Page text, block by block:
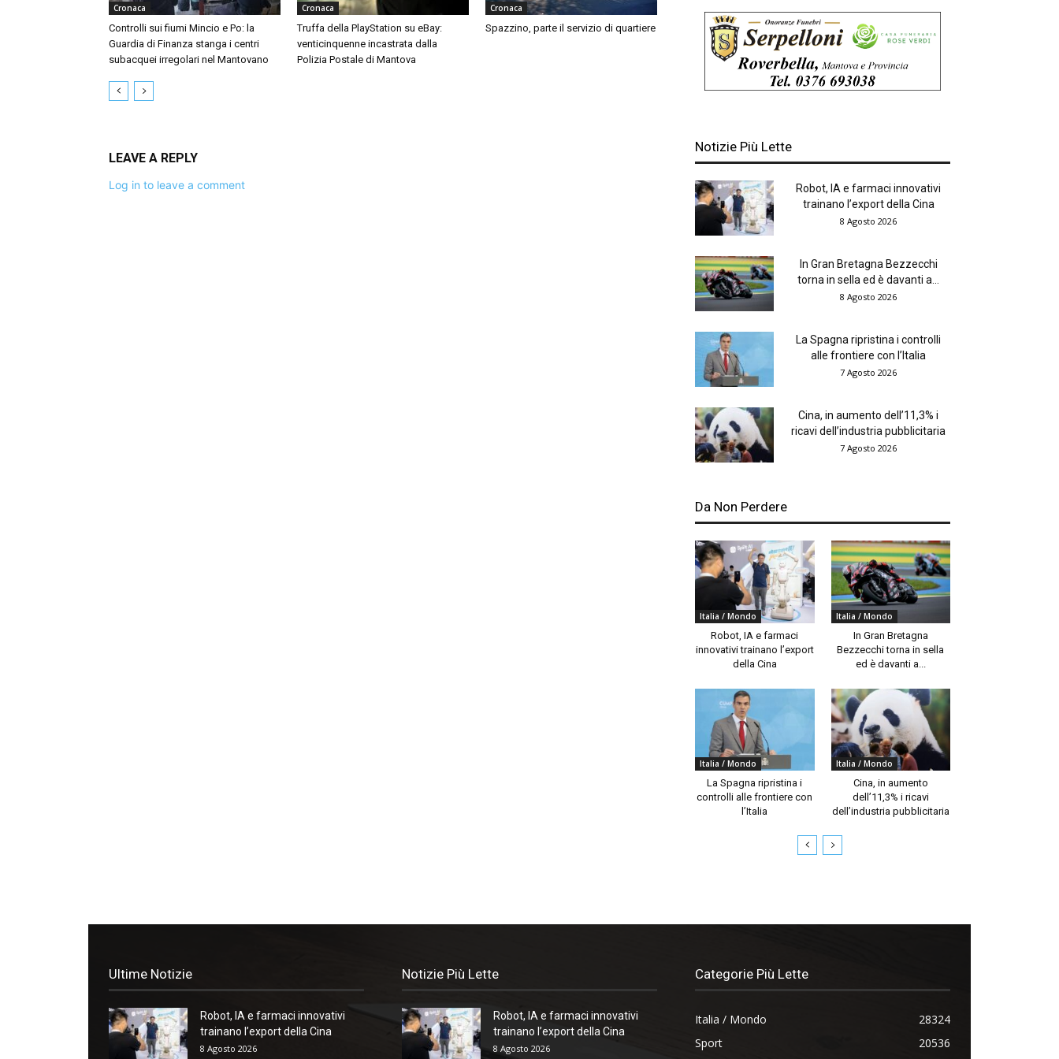
Cronaca
Controlli sui fiumi Mincio e Po: la
Guardia di Finanza stanga i centri
subacquei irregolari nel Mantovano
Cronaca
Truffa della PlayStation su eBay:
venticinquenne incastrata dalla
Polizia Postale di Mantova
Cronaca
Spazzino, parte il servizio di quartiere
LEAVE A REPLY
Log in to leave a comment
Notizie Più Lette
Robot, IA e farmaci innovativi
trainano l’export della Cina
8 Agosto 2026
In Gran Bretagna Bezzecchi
torna in sella ed è davanti a...
8 Agosto 2026
La Spagna ripristina i controlli
alle frontiere con l’Italia
7 Agosto 2026
Cina, in aumento dell’11,3% i
ricavi dell’industria pubblicitaria
7 Agosto 2026
Da Non Perdere
Italia / Mondo
Robot, IA e farmaci
innovativi trainano l’export
della Cina
Italia / Mondo
In Gran Bretagna
Bezzecchi torna in sella
ed è davanti a...
Italia / Mondo
La Spagna ripristina i
controlli alle frontiere con
l’Italia
Italia / Mondo
Cina, in aumento
dell’11,3% i ricavi
dell’industria pubblicitaria
Ultime Notizie
Robot, IA e farmaci innovativi
trainano l’export della Cina
8 Agosto 2026
Notizie Più Lette
Robot, IA e farmaci innovativi
trainano l’export della Cina
8 Agosto 2026
Categorie Più Lette
Italia / Mondo
28324
Sport
20536